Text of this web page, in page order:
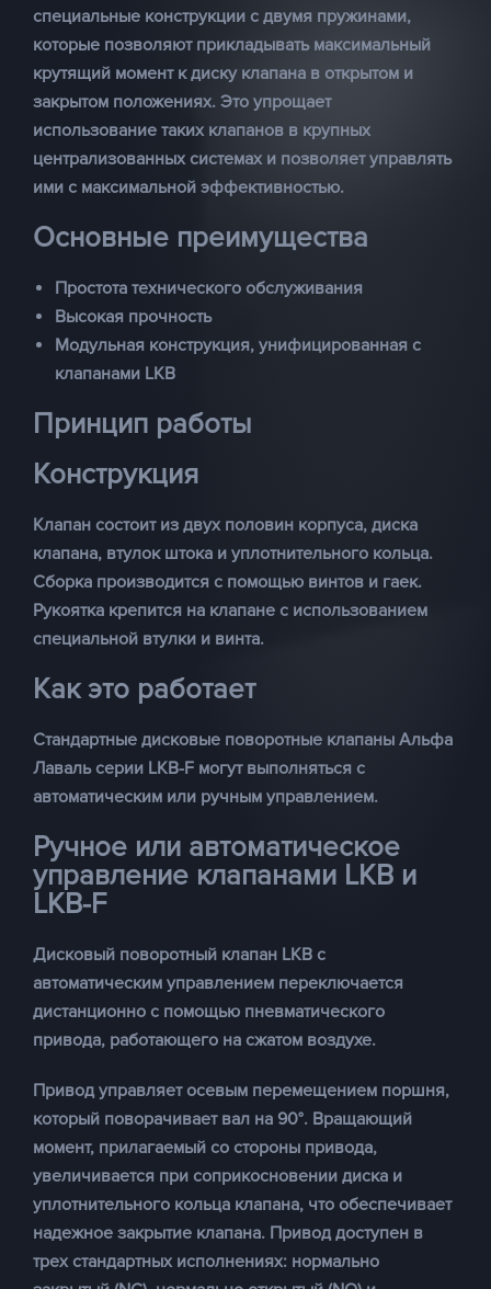
специальные конструкции с двумя пружинами,
которые позволяют прикладывать максимальный
крутящий момент к диску клапана в открытом и
закрытом положениях. Это упрощает
использование таких клапанов в крупных
централизованных системах и позволяет управлять
ими с максимальной эффективностью.
Основные преимущества
Простота технического обслуживания
Высокая прочность
Модульная конструкция, унифицированная с
клапанами LKB
Принцип работы
Конструкция
Клапан состоит из двух половин корпуса, диска
клапана, втулок штока и уплотнительного кольца.
Сборка производится с помощью винтов и гаек.
Рукоятка крепится на клапане с использованием
специальной втулки и винта.
Как это работает
Стандартные дисковые поворотные клапаны Альфа
Лаваль серии LKB-F могут выполняться с
автоматическим или ручным управлением.
Ручное или автоматическое
управление клапанами LKB и
LKB-F
Дисковый поворотный клапан LKB с
автоматическим управлением переключается
дистанционно с помощью пневматического
привода, работающего на сжатом воздухе.
Привод управляет осевым перемещением поршня,
который поворачивает вал на 90°. Вращающий
момент, прилагаемый со стороны привода,
увеличивается при соприкосновении диска и
уплотнительного кольца клапана, что обеспечивает
надежное закрытие клапана. Привод доступен в
трех стандартных исполнениях: нормально